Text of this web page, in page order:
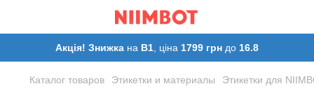
Акція! Знижка на B1 , ціна 1799 грн до 16.8
Каталог товаров Этикетки и материалы Этикетки для